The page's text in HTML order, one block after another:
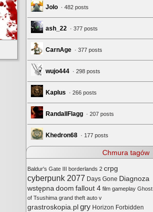
Jolo · 482 posts
ash_22 · 377 posts
CarnAge · 377 posts
wujo444 · 298 posts
Kaplus · 266 posts
RandallFlagg · 207 posts
Khedron68 · 177 posts
Chmura tagów
Baldur's Gate III borderlands 2 crpg
cyberpunk 2077 Days Gone Diagnoza
wstępnadoom fallout 4 film gameplay Ghost
of Tsushima grand theft auto v
grastroskopia.pl gry Horizon Forbidden